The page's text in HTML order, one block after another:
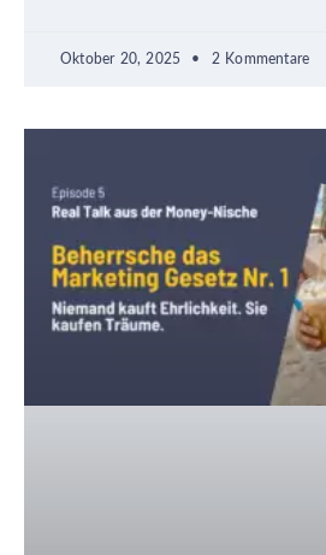
Oktober 20, 2025 2 Kommentare